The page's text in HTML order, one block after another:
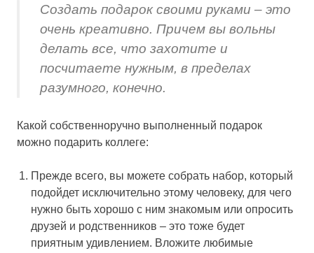
Создать подарок своими руками – это
очень креативно. Причем вы вольны
делать все, что захотите и
посчитаете нужным, в пределах
разумного, конечно.
Какой собственноручно выполненный подарок
можно подарить коллеге:
Прежде всего, вы можете собрать набор, который
подойдет исключительно этому человеку, для чего
нужно быть хорошо с ним знакомым или опросить
друзей и родственников – это тоже будет
приятным удивлением. Вложите любимые